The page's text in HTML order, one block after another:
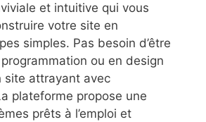
et intuitive qui vous
votre site en
simples. Pas besoin d’être
ou en design
site attrayant avec
plateforme propose une
prêts à l’emploi et